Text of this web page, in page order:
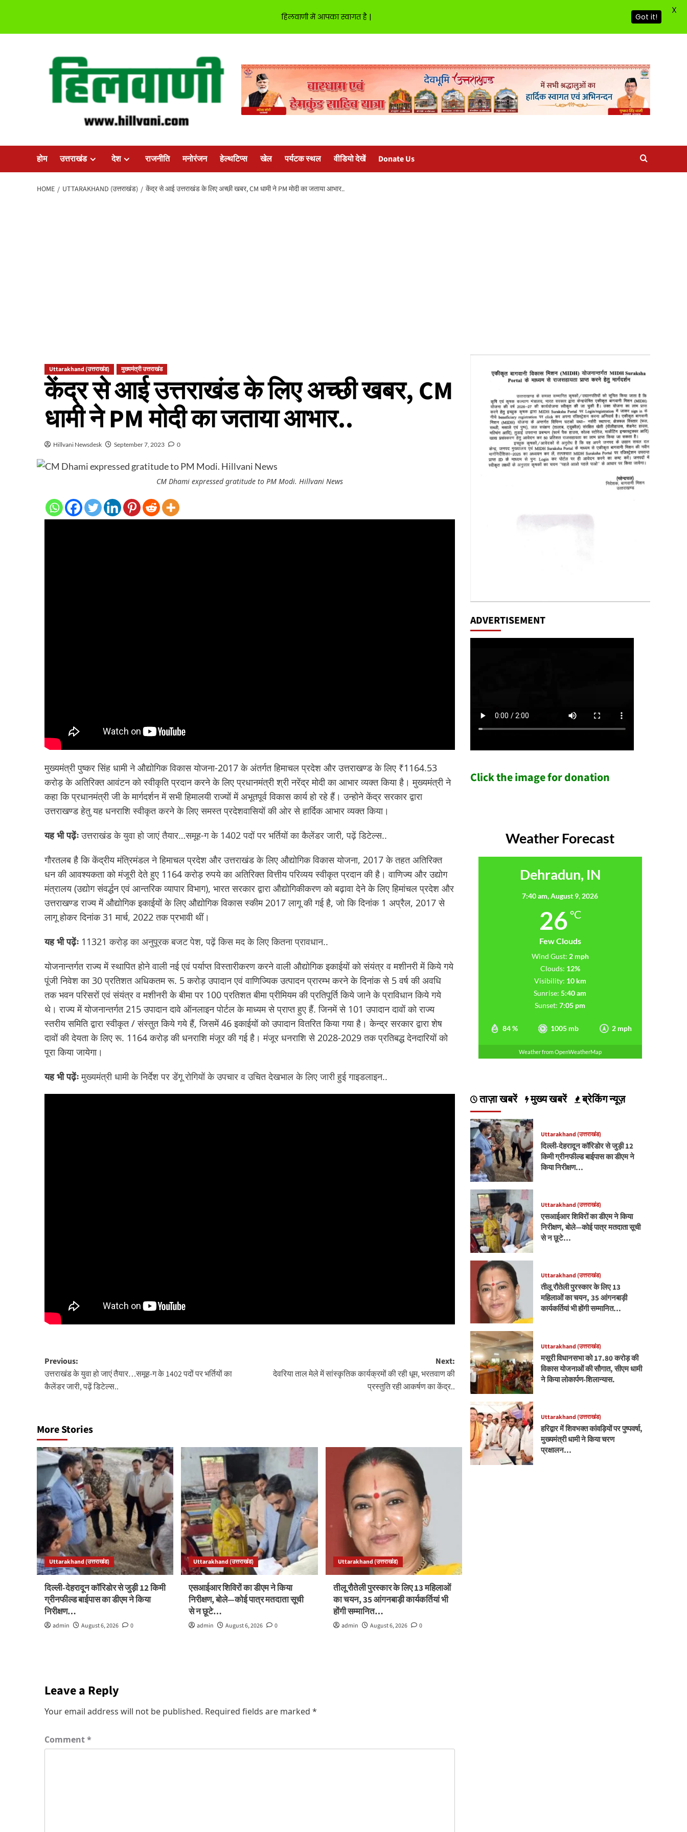
होम उत्तराखंड देश राजनीति मनोरंजन हेल्थटिप्स खेल पर्यटक स्थल वीडियो देखें Donate Us
HOME UTTARAKHAND (उत्तराखंड) केंद्र से आई उत्तराखंड के लिए अच्छी खबर, CM धामी ने PM मोदी का जताया आभार..
Uttarakhand (उत्तराखंड) मुख्यमंत्री उत्तराखंड
केंद्र से आई उत्तराखंड के लिए अच्छी खबर, CM
धामी ने PM मोदी का जताया आभार..
Hillvani Newsdesk September 7, 2023 0
CM Dhami expressed gratitude to PM Modi. Hillvani News
मुख्यमंत्री पुष्कर सिंह धामी ने औद्योगिक विकास योजना-2017 के अंतर्गत हिमाचल प्रदेश और उत्तराखण्ड के लिए ₹1164.53
करोड़ के अतिरिक्त आवंटन को स्वीकृति प्रदान करने के लिए प्रधानमंत्री श्री नरेंद्र मोदी का आभार व्यक्त किया है। मुख्यमंत्री ने
कहा कि प्रधानमंत्री जी के मार्गदर्शन में सभी हिमालयी राज्यों में अभूतपूर्व विकास कार्य हो रहे हैं। उन्होने केंद्र सरकार द्वारा
उत्तराखण्ड हेतु यह धनराशि स्वीकृत करने के लिए समस्त प्रदेशवासियों की ओर से हार्दिक आभार व्यक्त किया।
यह भी पढ़ेंः उत्तराखंड के युवा हो जाएं तैयार…समूह-ग के 1402 पदों पर भर्तियों का कैलेंडर जारी, पढ़ें डिटेल्स..
गौरतलब है कि केंद्रीय मंत्रिमंडल ने हिमाचल प्रदेश और उत्तराखंड के लिए औद्योगिक विकास योजना, 2017 के तहत अतिरिक्त
धन की आवश्यकता को मंजूरी देते हुए 1164 करोड़ रुपये का अतिरिक्त वित्तीय परिव्यय स्वीकृत प्रदान की है। वाणिज्य और उद्योग
मंत्रालय (उद्योग संवर्द्धन एवं आन्तरिक व्यापार विभाग), भारत सरकार द्वारा औद्योगिकीकरण को बढ़ावा देने के लिए हिमांचल प्रदेश और
उत्तराखण्ड राज्य में औद्योगिक इकाईयों के लिए औद्योगिक विकास स्कीम 2017 लागू की गई है, जो कि दिनांक 1 अप्रैल, 2017 से
लागू होकर दिनांक 31 मार्च, 2022 तक प्रभावी थीं।
यह भी पढ़ेंः 11321 करोड़ का अनुपूरक बजट पेश, पढ़ें किस मद के लिए कितना प्रावधान..
योजनान्तर्गत राज्य में स्थापित होने वाली नई एवं पर्याप्त विस्तारीकरण करने वाली औद्योगिक इकाईयों को संयंत्र व मशीनरी में किये गये
पूंजी निवेश का 30 प्रतिशत अधिकतम रू. 5 करोड़ उपादान एवं वाणिज्यिक उत्पादन प्रारम्भ करने के दिनांक से 5 वर्ष की अवधि
तक भवन परिसरों एवं संयंत्र व मशीनरी के बीमा पर 100 प्रतिशत बीमा प्रीमियम की प्रतिपूर्ति किये जाने के प्राविधान किये गये
थे। राज्य में योजनान्तर्गत 215 उपादान दावे ऑनलाइन पोर्टल के माध्यम से प्राप्त हुए हैं. जिनमें से 101 उपादान दावों को राज्य
स्तरीय समिति द्वारा स्वीकृत / संस्तुत किये गये हैं, जिसमें 46 इकाईयों को उपादान वितरित किया गया है। केन्द्र सरकार द्वारा शेष
दावों की देयता के लिए रू. 1164 करोड़ की धनराशि मंजूर की गई है। मंजूर धनराशि से 2028-2029 तक प्रतिबद्ध देनदारियों को
पूरा किया जायेगा।
यह भी पढ़ेंः मुख्यमंत्री धामी के निर्देश पर डेंगू रोगियों के उपचार व उचित देखभाल के लिए जारी हुई गाइडलाइन..
Post
navigation
Previous:
उत्तराखंड के युवा हो जाएं तैयार…समूह-ग के 1402 पदों पर भर्तियों का
कैलेंडर जारी, पढ़ें डिटेल्स..
Next:
देवरिया ताल मेले में सांस्कृतिक कार्यक्रमों की रही धूम, भरतवाण की
प्रस्तुति रही आकर्षण का केंद्र..
More Stories
Uttarakhand (उत्तराखंड)
दिल्ली-देहरादून कॉरिडोर से जुड़ी 12 किमी
ग्रीनफील्ड बाईपास का डीएम ने किया
निरीक्षण…
admin August 6, 2026 0
Uttarakhand (उत्तराखंड)
एसआईआर शिविरों का डीएम ने किया
निरीक्षण, बोले—कोई पात्र मतदाता सूची
से न छूटे…
admin August 6, 2026 0
Uttarakhand (उत्तराखंड)
तीलू रौतेली पुरस्कार के लिए 13 महिलाओं
का चयन, 35 आंगनबाड़ी कार्यकर्तियां भी
होंगी सम्मानित…
admin August 6, 2026 0
Leave a Reply
Your email address will not be published. Required fields are marked *
Comment*
ADVERTISEMENT
Click the image for donation
Weather Forecast
Dehradun, IN
7:40 am,August 9, 2026
26 °C
Few Clouds
84 % 1005 mb 2 mph
Wind Gust: 2 mph
Clouds: 12%
Visibility: 10 km
Sunrise: 5:40 am
Sunset: 7:05 pm
Weather from OpenWeatherMap
ताज़ा खबरें मुख्य खबरें ब्रेकिंग न्यूज़
Uttarakhand (उत्तराखंड)
दिल्ली-देहरादून कॉरिडोर से जुड़ी 12
किमी ग्रीनफील्ड बाईपास का डीएम ने
किया निरीक्षण…
Uttarakhand (उत्तराखंड)
एसआईआर शिविरों का डीएम ने किया
निरीक्षण, बोले—कोई पात्र मतदाता सूची
से न छूटे…
Uttarakhand (उत्तराखंड)
तीलू रौतेली पुरस्कार के लिए 13
महिलाओं का चयन, 35 आंगनबाड़ी
कार्यकर्तियां भी होंगी सम्मानित…
Uttarakhand (उत्तराखंड)
मसूरी विधानसभा को 17.80 करोड़ की
विकास योजनाओं की सौगात, सीएम धामी
ने किया लोकार्पण-शिलान्यास.
Uttarakhand (उत्तराखंड)
हरिद्वार में शिवभक्त कांवड़ियों पर पुष्पवर्षा,
मुख्यमंत्री धामी ने किया चरण
प्रक्षालन…
हिलवाणी में आपका स्वागत है | Got it!
X